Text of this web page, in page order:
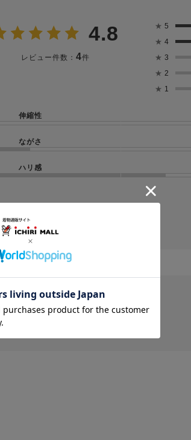
4.8
レビュー件数： 4件
★ 5
★ 4
★ 3
★ 2
★ 1
伸縮性
ながさ
ハリ感
像はありません。